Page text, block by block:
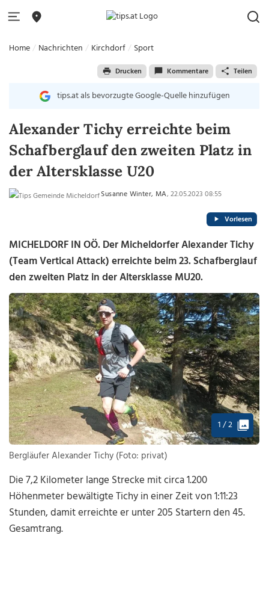
Home Nachrichten Kirchdorf Sport
Drucken Kommentare Teilen
tips.at als bevorzugte Google-Quelle hinzufügen
Alexander Tichy erreichte beim
Schafberglauf den zweiten Platz in
der Altersklasse U20
Susanne Winter, MA, 22.05.2023 08:55
Vorlesen
MICHELDORF IN OÖ. Der Micheldorfer Alexander Tichy
(Team Vertical Attack) erreichte beim 23. Schafberglauf
den zweiten Platz in der Altersklasse MU20.
1 / 2
Bergläufer Alexander Tichy (Foto: privat)
Die 7,2 Kilometer lange Strecke mit circa 1.200
Höhenmeter bewältigte Tichy in einer Zeit von 1:11:23
Stunden, damit erreichte er unter 205 Startern den 45.
Gesamtrang.